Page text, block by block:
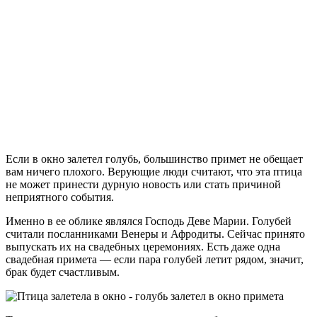
Если в окно залетел голубь, большинство примет не обещает
вам ничего плохого. Верующие люди считают, что эта птица
не может принести дурную новость или стать причиной
неприятного события.
Именно в ее облике являлся Господь Деве Марии. Голубей
считали посланниками Венеры и Афродиты. Сейчас принято
выпускать их на свадебных церемониях. Есть даже одна
свадебная примета — если пара голубей летит рядом, значит,
брак будет счастливым.